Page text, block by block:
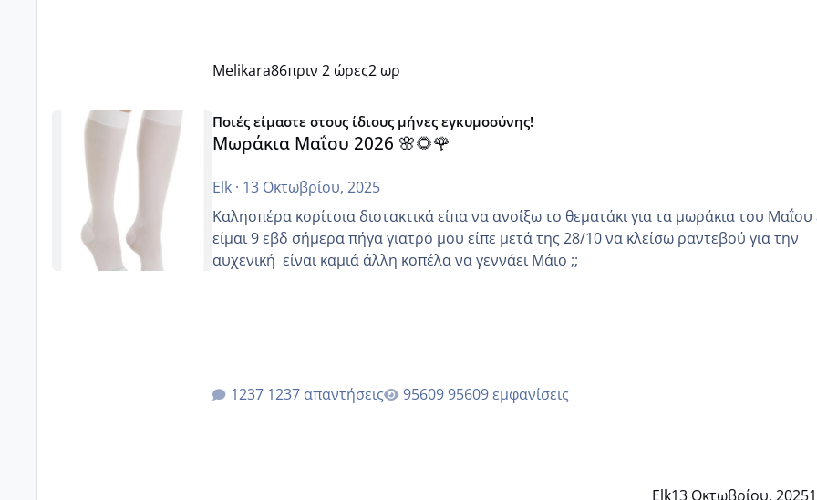
Melikara86πριν 2 ώρες2 ωρ
Μωράκια Μαΐου 2026 🌸🌻🌹
Ποιές είμαστε στους ίδιους μήνες εγκυμοσύνης!
Μωράκια Μαΐου 2026 🌸🌻🌹
Elk· 13 Οκτωβρίου, 2025
Καλησπέρα κορίτσια διστακτικά είπα να ανοίξω το θεματάκι για τα μωράκια του Μαΐου εγώ
είμαι 9 εβδ σήμερα πήγα γιατρό μου είπε μετά της 28/10 να κλείσω ραντεβού για την
αυχενική είναι καμιά άλλη κοπέλα να γεννάει Μάιο ;;
1237 απαντήσεις 95609 εμφανίσεις
Elk13 Οκτωβρίου, 2025